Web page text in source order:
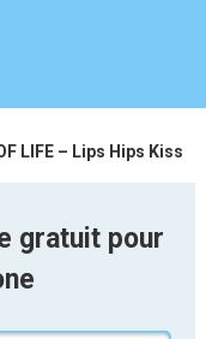
LIFE – Lips Hips Kiss
gratuit pour